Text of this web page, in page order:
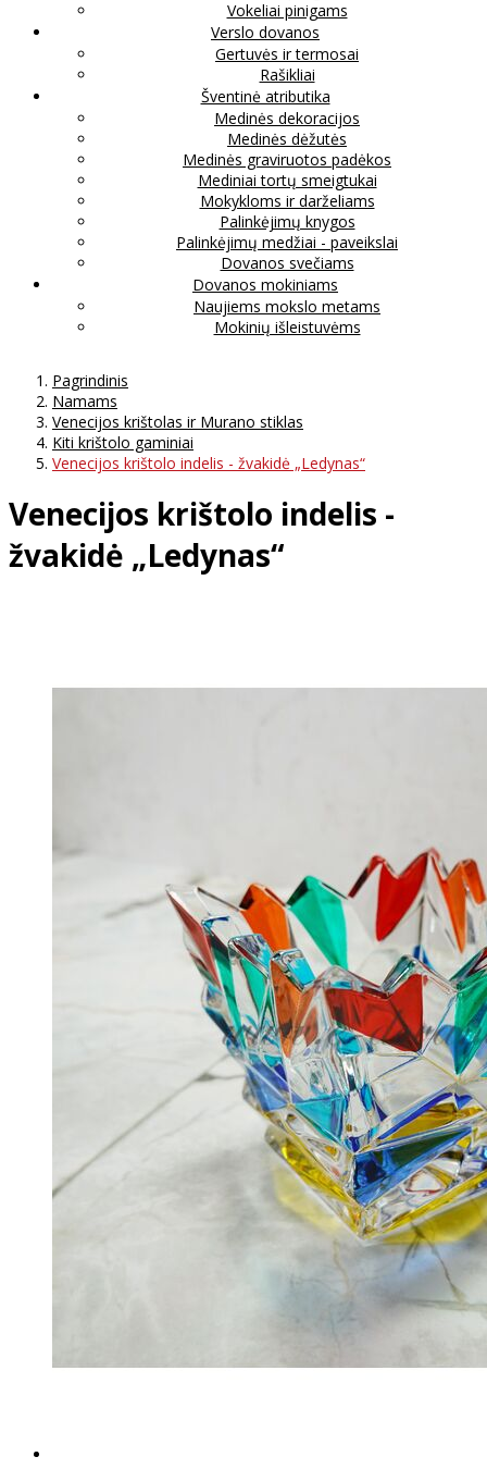
Vokeliai pinigams
Verslo dovanos
Gertuvės ir termosai
Rašikliai
Šventinė atributika
Medinės dekoracijos
Medinės dėžutės
Medinės graviruotos padėkos
Mediniai tortų smeigtukai
Mokykloms ir darželiams
Palinkėjimų knygos
Palinkėjimų medžiai - paveikslai
Dovanos svečiams
Dovanos mokiniams
Naujiems mokslo metams
Mokinių išleistuvėms
Pagrindinis
Namams
Venecijos krištolas ir Murano stiklas
Kiti krištolo gaminiai
Venecijos krištolo indelis - žvakidė „Ledynas“
Venecijos krištolo indelis -
žvakidė „Ledynas“